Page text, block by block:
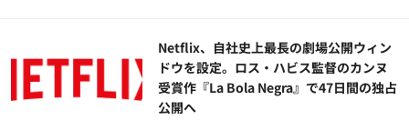
Netflix、自社史上最長の劇場公開ウィン
ドウを設定。ロス・ハビス監督のカンヌ
受賞作『La Bola Negra』で47日間の独占
公開へ